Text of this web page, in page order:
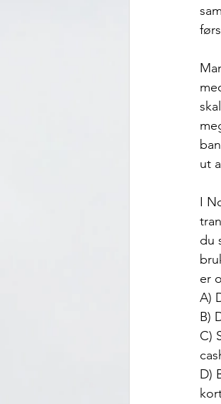
ut
I
du
er
A)
B)
C)
D)